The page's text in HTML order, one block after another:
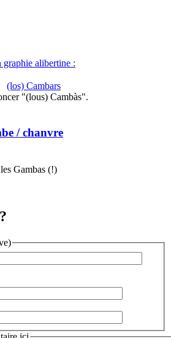
graphie alibertine :
(los) Cambars
"(lous) Cambàs".
/ chanvre
Gambas (!)